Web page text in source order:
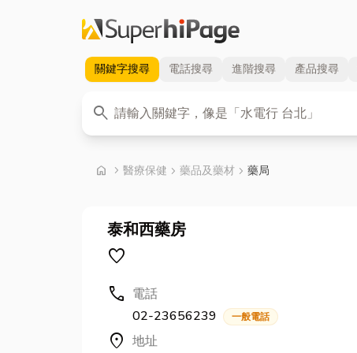
關鍵字搜尋 電話搜尋 進階搜尋 產品搜尋
search
關鍵字
home chevron_right 首頁
醫療保健 chevron_right 藥品及藥材 chevron_right 藥局
泰和西藥房
favorite
call 電話
02-23656239
一般電話
location_on 地址